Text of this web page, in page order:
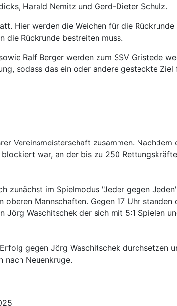
Harald Nemitz und Gerd-Dieter Schulz.
Hier werden die Weichen für die
die Rückrunde bestreiten muss.
Ralf Berger werden zum SSV Gristede
sodass das ein oder andere gesteckte
Vereinsmeisterschaft zusammen.
war, an der bis zu 250
zunächst im Spielmodus "Jeder gegen
Mannschaften. Gegen 17 Uhr
Waschitschek der sich mit 5:1 Spielen
gegen Jörg Waschitschek durchsetzen
nach Neuenkruge.